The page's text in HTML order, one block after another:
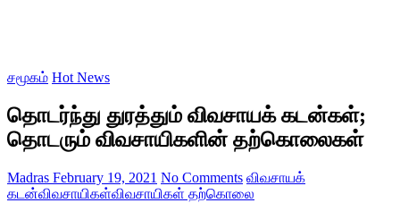
சமூகம் Hot News
தொடர்ந்து துரத்தும் விவசாயக் கடன்கள்;
தொடரும் விவசாயிகளின் தற்கொலைகள்
Madras February 19, 2021 No Comments விவசாயக்
கடன்விவசாயிகள்விவசாயிகள் தற்கொலை